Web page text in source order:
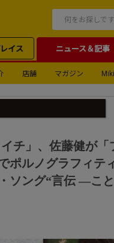
イス ニュース＆記事
店舗 マガジン
チ」、佐藤健が
ポルノグラフィテ
ソング“言伝 ―こ